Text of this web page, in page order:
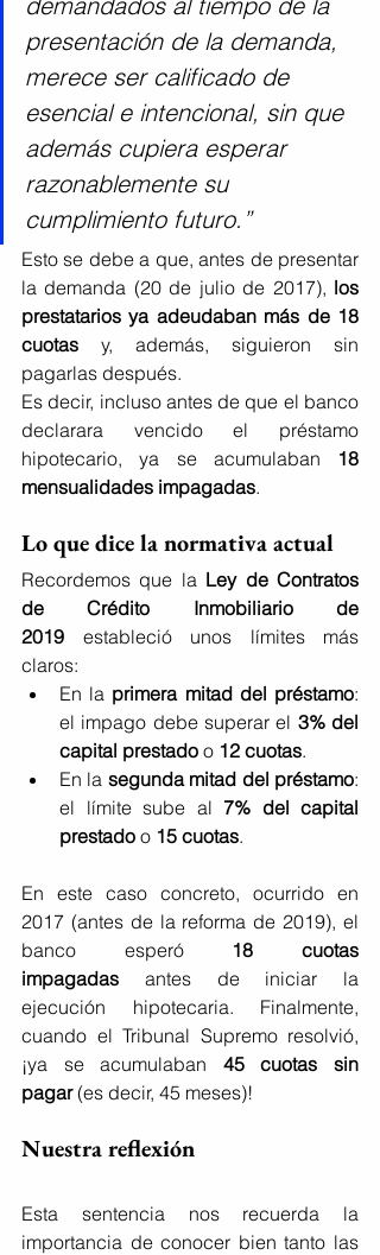
presentación de la demanda,
merece ser calificado de
esencial e intencional, sin que
además cupiera esperar
razonablemente su
cumplimiento futuro.”
Esto se debe a que, antes de presentar
la demanda (20 de julio de 2017), los
prestatarios ya adeudaban más de 18
cuotas y, además, siguieron sin
pagarlas después.
Es decir, incluso antes de que el banco
declarara vencido el préstamo
hipotecario, ya se acumulaban 18
mensualidades impagadas.
Lo que dice la normativa actual
Recordemos que la Ley de Contratos
de Crédito Inmobiliario de
2019 estableció unos límites más
claros:
En la primera mitad del préstamo:
el impago debe superar el 3% del
capital prestado o 12 cuotas.
En la segunda mitad del préstamo:
el límite sube al 7% del capital
prestado o 15 cuotas.
En este caso concreto, ocurrido en
2017 (antes de la reforma de 2019), el
banco esperó 18 cuotas
impagadas antes de iniciar la
ejecución hipotecaria. Finalmente,
cuando el Tribunal Supremo resolvió,
¡ya se acumulaban 45 cuotas sin
pagar (es decir, 45 meses)!
Nuestra reflexión
Esta sentencia nos recuerda la
importancia de conocer bien tanto las